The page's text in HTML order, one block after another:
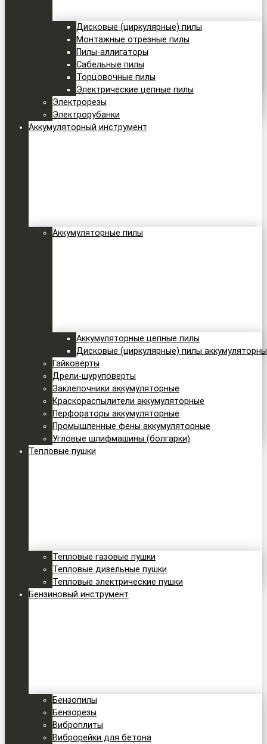
Дисковые (циркулярные) пилы
Монтажные отрезные пилы
Пилы-аллигаторы
Сабельные пилы
Торцовочные пилы
Электрические цепные пилы
Электрорезы
Электрорубанки
Аккумуляторный инструмент
Аккумуляторные пилы
Аккумуляторные цепные пилы
Дисковые (циркулярные) пилы
Гайковерты
Дрели-шуруповерты
Заклепочники аккумуляторные
Краскораспылители аккумуляторные
Перфораторы аккумуляторные
Промышленные фены аккумуляторные
Угловые шлифмашины (болгарки)
Тепловые пушки
Тепловые газовые пушки
Тепловые дизельные пушки
Тепловые электрические пушки
Бензиновый инструмент
Бензопилы
Бензорезы
Виброплиты
Виброрейки для бетона